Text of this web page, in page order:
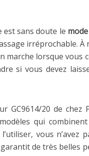
est sans doute le mode
irréprochable. À
lorsque vous
si vous devez
GC9614/20 de chez
qui
vous n’avez
de très belles